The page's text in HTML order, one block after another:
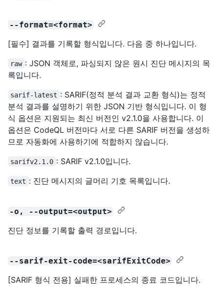
--format=<format>
[필수] 결과를 기록할 형식입니다. 다음 중 하나입니다.
raw : JSON 객체로, 파싱되지 않은 원시 진단 메시지의 목
록입니다.
sarif-latest : SARIF(정적 분석 결과 교환 형식)는 정적
분석 결과를 설명하기 위한 JSON 기반 형식입니다. 이 형
식 옵션은 지원되는 최신 버전인 v2.1.0을 사용합니다. 이
옵션은 CodeQL 버전마다 서로 다른 SARIF 버전을 생성하
므로 자동화에 사용하기에 적합하지 않습니다.
sarifv2.1.0 : SARIF v2.1.0입니다.
text : 진단 메시지의 글머리 기호 목록입니다.
-o, --output=<output>
진단 정보를 기록할 출력 경로입니다.
--sarif-exit-code=<sarifExitCode>
[SARIF 형식 전용] 실패한 프로세스의 종료 코드입니다.